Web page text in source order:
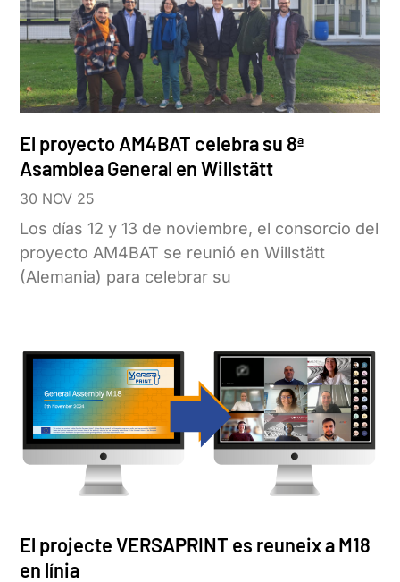
El proyecto AM4BAT celebra su 8ª
Asamblea General en Willstätt
30 NOV 25
Los días 12 y 13 de noviembre, el consorcio del
proyecto AM4BAT se reunió en Willstätt
(Alemania) para celebrar su
El projecte VERSAPRINT es reuneix a M18
en línia